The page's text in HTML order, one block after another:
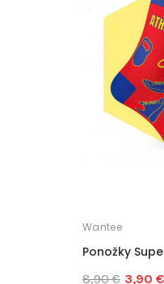
Wantee
Ponožky
8,90 € 3,90 €